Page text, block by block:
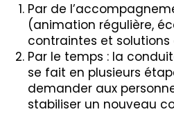
Par de
(animation régulière,
contraintes et
Par le temps : la
se fait en plusieurs
demander aux
stabiliser un nouveau